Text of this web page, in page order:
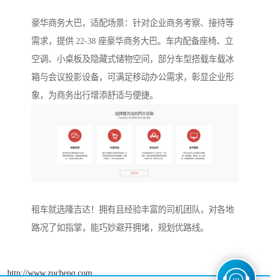
豪华商务大巴，适配场景：针对企业商务考察、接待等
需求，提供 22-38 座豪华商务大巴。车内配备座椅、立
空调、小桌板及隐藏式储物空间，部分车型搭载车载冰
箱与会议投影设备，可满足移动办公需求，彰显企业形
象，为商务出行增添舒适与便捷。
租车就选隆吉达！拥有且经验丰富的司机团队，对各地
路况了如指掌，能巧妙避开拥堵，规划优路线。
http://www.zuchepq.com